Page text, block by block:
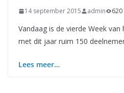
14 september 2015 admin 620
Vandaag is de vierde Week
met dit jaar ruim 150
Lees meer…